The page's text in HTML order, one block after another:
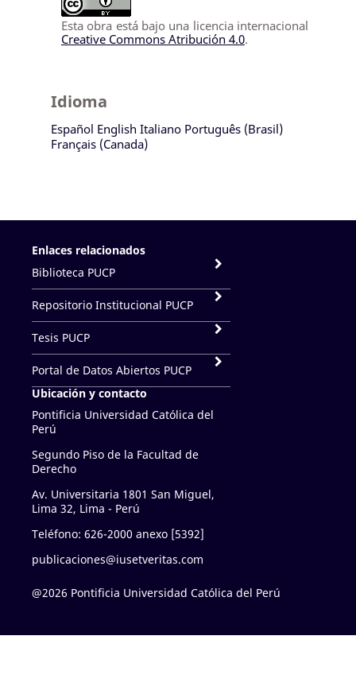
Esta obra está bajo una licencia internacional
Creative Commons Atribución 4.0.
Idioma
Español English Italiano Português (Brasil)
Français (Canada)
Enlaces relacionados
Biblioteca PUCP
Repositorio Institucional PUCP
Tesis PUCP
Portal de Datos Abiertos PUCP
Ubicación y contacto
Pontificia Universidad Católica del
Perú
Segundo Piso de la Facultad de
Derecho
Av. Universitaria 1801 San Miguel,
Lima 32, Lima - Perú
Teléfono: 626-2000 anexo [5392]
publicaciones@iusetveritas.com
@2026 Pontificia Universidad Católica del Perú